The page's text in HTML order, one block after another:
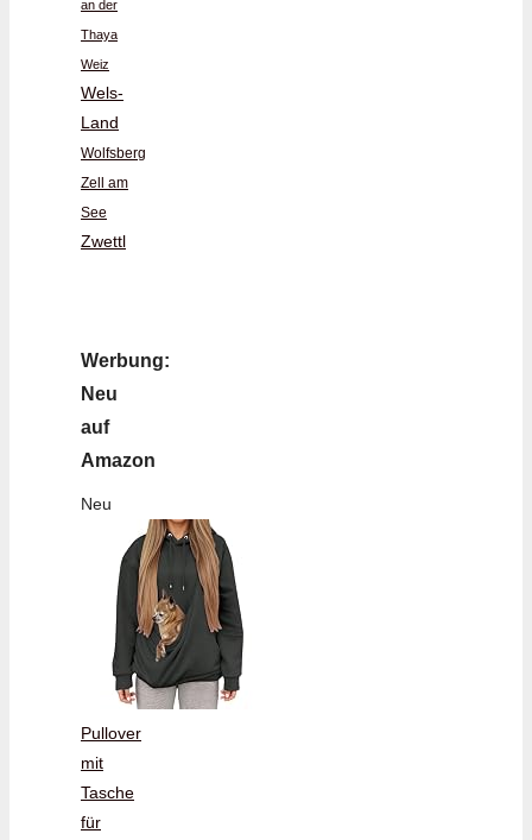
an der
Thaya
Weiz
Wels-
Land
Wolfsberg
Zell am
See
Zwettl
Werbung:
Neu
auf
Amazon
Neu
Pullover
mit
Tasche
für